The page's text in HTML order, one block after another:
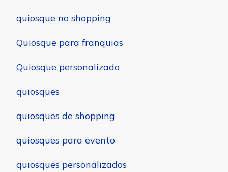
quiosque no shopping
Quiosque para franquias
Quiosque personalizado
quiosques
quiosques de shopping
quiosques para evento
quiosques personalizados